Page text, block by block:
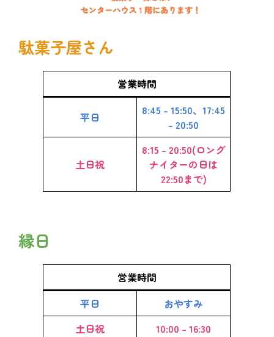
駄菓子屋さん
営業時間
平日
8:45 – 15:50、17:45
– 20:50
土日祝
8:15 – 20:50(ロング
ナイターの日は
22:50まで)
縁日
営業時間
平日
おやすみ
土日祝
10:00 – 16:30